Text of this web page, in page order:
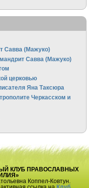
Савва (Мажуко)
Савва (Мажуко)
церковью
Яна Таксюра
Черкасском и
КЛУБ ПРАВОСЛАВНЫХ
Коппел-Ковтун.